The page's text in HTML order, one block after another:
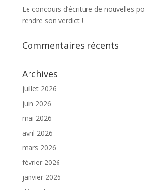
Le concours d’écriture de nouvelles
rendre son verdict !
Commentaires récents
Archives
juillet 2026
juin 2026
mai 2026
avril 2026
mars 2026
février 2026
janvier 2026